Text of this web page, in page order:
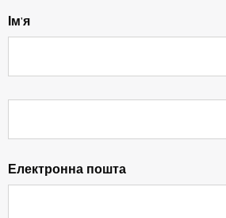
Ім'я
Електронна пошта